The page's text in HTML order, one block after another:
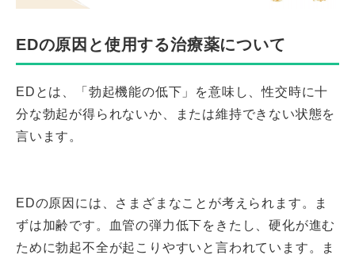
EDの原因と使用する治療薬について
EDとは、「勃起機能の低下」を意味し、性交時に十
分な勃起が得られないか、または維持できない状態を
言います。
EDの原因には、さまざまなことが考えられます。ま
ずは加齢です。血管の弾力低下をきたし、硬化が進む
ために勃起不全が起こりやすいと言われています。ま